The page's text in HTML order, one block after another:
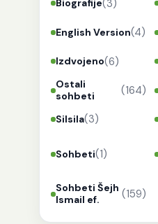
Biografije(3)
English Version(4)
Izdvojeno(6)
Ostali
sohbeti
(164)
Silsila(3)
Sohbeti(1)
Sohbeti Šejh
Ismail ef.
(159)